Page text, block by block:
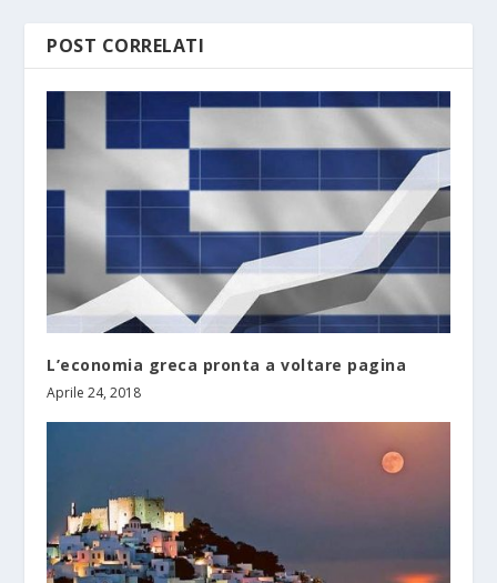
POST CORRELATI
L’economia greca pronta a voltare pagina
Aprile 24, 2018